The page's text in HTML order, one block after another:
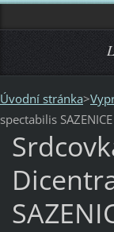
Úvodní stránka>
spectabilis